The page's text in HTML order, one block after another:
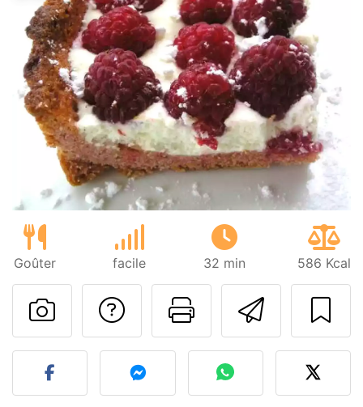
Goûter facile 32 min 586 Kcal
Imprimer
Poser une
Publier votre photo de